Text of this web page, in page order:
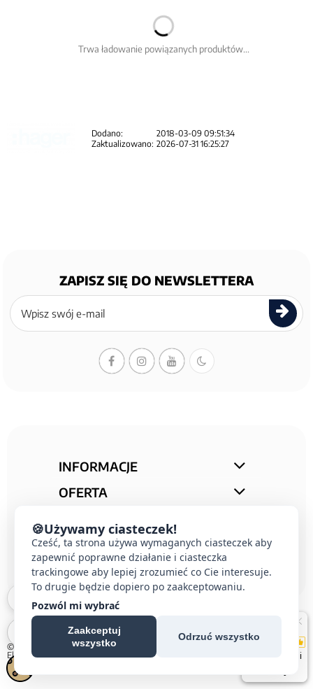
Trwa ładowanie powiązanych produktów...
Dodano:
2018-03-09 09:51:34
Zaktualizowano: 2026-07-31 16:25:27
ZAPISZ SIĘ DO NEWSLETTERA
Zapisz
się
newslettera
INFORMACJE
OFERTA
KONTAKT
© 2026 E-DOMUS |Kontakt Simon
Electric|
| All rights reserved
🍪Używamy ciasteczek!
Cześć, ta strona używa wymaganych ciasteczek aby
zapewnić poprawne działanie i ciasteczka
trackingowe aby lepiej zrozumieć co Cie interesuje.
To drugie będzie dopiero po zaakceptowaniu.
Pozwól mi wybrać
Zaakceptuj
wszystko
Odrzuć wszystko